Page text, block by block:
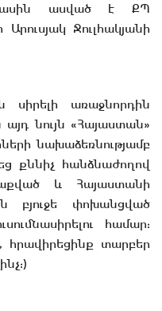
մասին ասված է ՔՊ
Ջուլհակյանի
սիրելի առաջնորդին
նույն «Հայաստան»
նախաձեռնությամբ
քննիչ հանձնաժողով
և Հայաստանի
բյուջե փոխանցված
համար:
տարբեր